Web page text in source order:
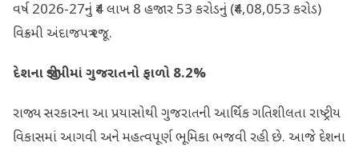
વર્ષ 2026-27નું ₹4 લાખ 8 હજાર 53 કરોડનું (₹4,08,053 કરોડ)
વિક્રમી અંદાજપત્ર રજૂ.
દેશના જીડીપીમાં ગુજરાતનો ફાળો 8.2%
રાજ્ય સરકારના આ પ્રયાસોથી ગુજરાતની આર્થિક ગતિશીલતા રાષ્ટ્રીય
વિકાસમાં આગવી અને મહત્વપૂર્ણ ભૂમિકા ભજવી રહી છે. આજે દેશના